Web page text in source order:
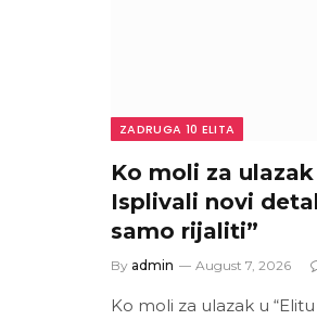
ZADRUGA 10 ELITA
Ko moli za ulazak
Isplivali novi
samo rijaliti”
By admin August 7, 2026
Ko moli za ulazak u